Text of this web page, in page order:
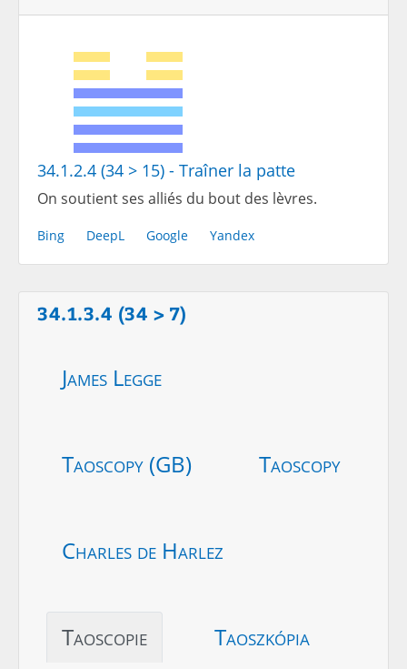
34.1.2.4 (34 > 15) - Traîner la patte
On soutient ses alliés du bout des lèvres.
Bing DeepL Google Yandex
34.1.3.4 (34 > 7)
James Legge
Taoscopy (GB) Taoscopy
Charles de Harlez
Taoscopie Taoszkópia